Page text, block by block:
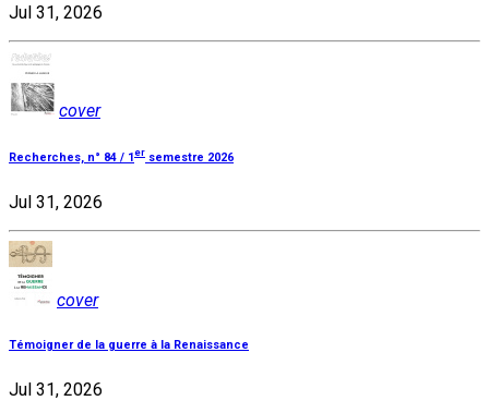
Jul 31, 2026
cover
Recherches, n° 84 / 1 er semestre 2026
Jul 31, 2026
cover
Témoigner de la guerre à la Renaissance
Jul 31, 2026